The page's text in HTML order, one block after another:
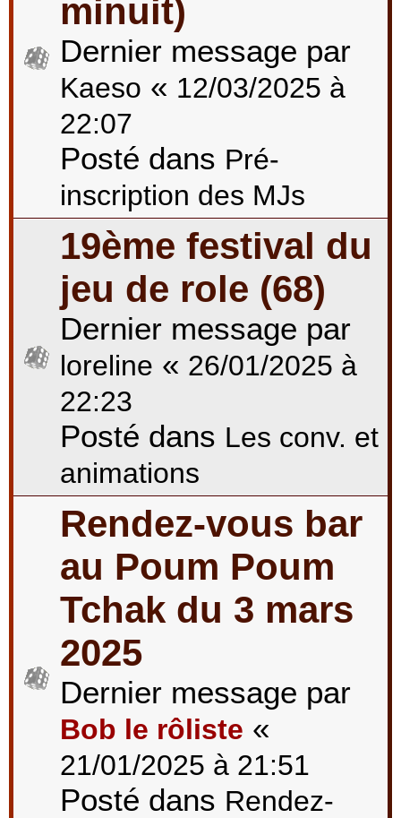
minuit)
Dernier message par
Kaeso « 12/03/2025 à
22:07
Posté dans Pré-
inscription des MJs
19ème festival du
jeu de role (68)
Dernier message par
loreline « 26/01/2025 à
22:23
Posté dans Les conv. et
animations
Rendez-vous bar
au Poum Poum
Tchak du 3 mars
2025
Dernier message par
Bob le rôliste «
21/01/2025 à 21:51
Posté dans Rendez-